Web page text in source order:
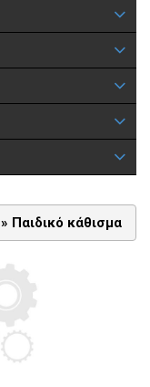
» Παιδικό κάθισμα